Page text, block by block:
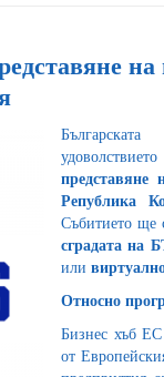
Република
Събитието ще
сградата на
или
Относно
Бизнес хъб
от